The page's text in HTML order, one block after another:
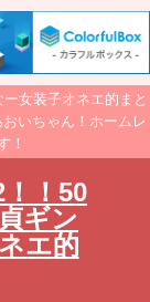
女装子オネエ的まと
いちゃん！ホームレ
！
！50
ギン
エ的